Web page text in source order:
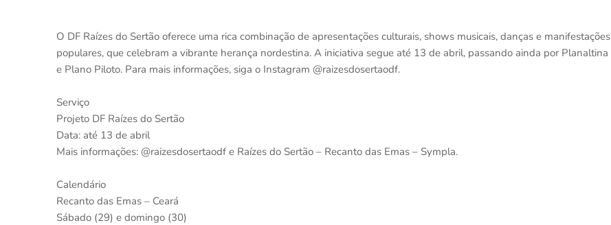
O DF Raízes do Sertão oferece uma rica combinação de apresentações culturais, shows musicais, danças e manifestações
populares, que celebram a vibrante herança nordestina. A iniciativa segue até 13 de abril, passando ainda por Planaltina
e Plano Piloto. Para mais informações, siga o Instagram @raizesdosertaodf.
Serviço
Projeto DF Raízes do Sertão
Data: até 13 de abril
Mais informações: @raizesdosertaodf e Raízes do Sertão – Recanto das Emas – Sympla.
Calendário
Recanto das Emas – Ceará
Sábado (29) e domingo (30)